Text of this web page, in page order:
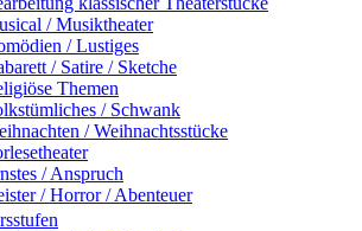
/ Musiktheater
/ Lustiges
/ Satire / Sketche
Themen
/ Schwank
/ Weihnachtsstücke
/ Anspruch
/ Horror / Abenteuer